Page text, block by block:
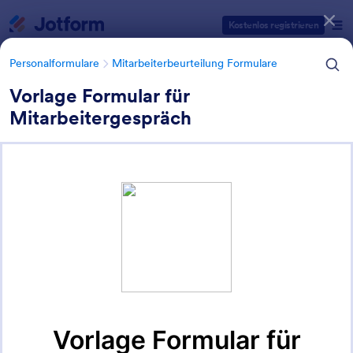
Kostenlos registrieren
Personalformulare Mitarbeiterbeurteilung Formulare
Vorlage Formular für
Mitarbeitergespräch
Mitarbeiterbeurteilung
Formularvorlagen Kategorien